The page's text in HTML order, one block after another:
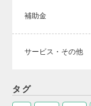
補助金
サービス・その他
タグ